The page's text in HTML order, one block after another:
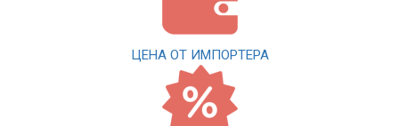
ЦЕНА ОТ ИМПОРТЕРА